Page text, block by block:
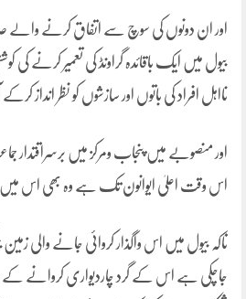
اور ان دونوں کی سوچ سے اتفاق کرنے
بیول میں ایک باقائدہ گراونڈ کی تعمیر کرنے کی
نااہل افراد کی باتوں اور سازشوں کو نظر انداز
اور منصوبے میں پنجاب ومرکز میں
اس وقت اعلیٰ ایوانون تک ہے وہ بھی اس میں
تاکہ بیول میں اس واگذار کروائی جانے والی
جاچکی ہے اس کے گرد چاردیواری کروانے کے